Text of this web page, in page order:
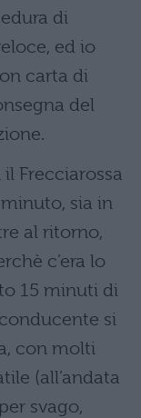
di
ed io
carta di
del
Frecciarossa
sia in
al ritorno,
c’era lo
15 minuti di
si
con molti
(all’andata
svago,